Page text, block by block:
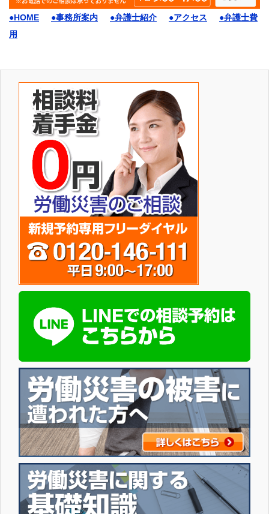
●HOME ●事務所案内 ●弁護士紹介 ●アクセス
●弁護士費
用